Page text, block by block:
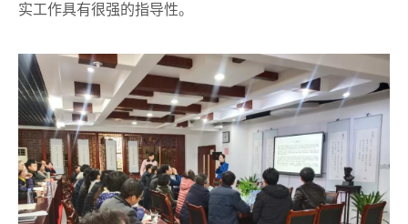
实工作具有很强的指导性。